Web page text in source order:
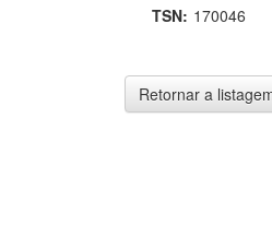
TSN: 170046
Retornar a